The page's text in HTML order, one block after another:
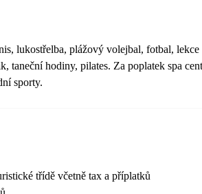
lukostřelba, plážový volejbal, fotbal,
taneční hodiny, pilates. Za poplatek spa
sporty.
třídě včetně tax a příplatků